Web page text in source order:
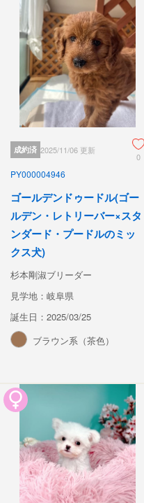
成約済 2025/11/06 更新
0
PY000004946
ゴールデンドゥードル(ゴー
ルデン・レトリーバー×スタ
ンダード・プードルのミッ
クス犬)
杉本剛淑ブリーダー
見学地：岐阜県
誕生日：2025/03/25
ブラウン系（茶色）